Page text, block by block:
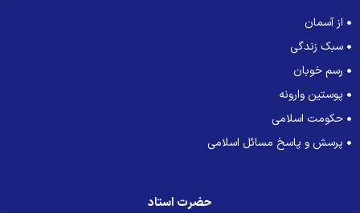
از آسمان
سبک زندگی
رسم خوبان
پوستین وارونه
حکومت اسلامی
پرسش و پاسخ مسائل اسلامی
حضرت استاد